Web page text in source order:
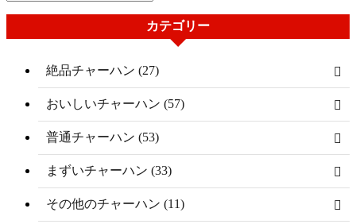
カテゴリー
絶品チャーハン (27)
おいしいチャーハン (57)
普通チャーハン (53)
まずいチャーハン (33)
その他のチャーハン (11)